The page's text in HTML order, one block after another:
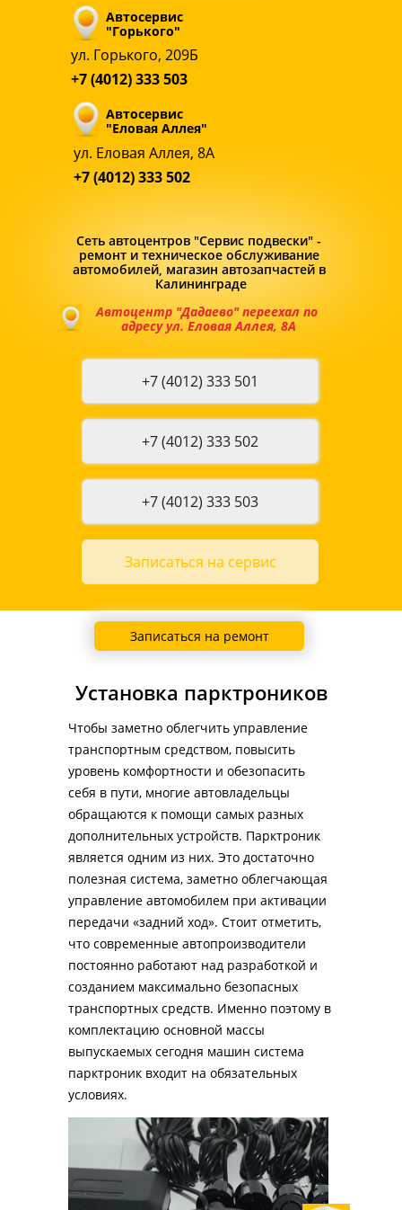
Автосервис
"Горького"
Автосервис
"Еловая Аллея"
ул. Еловая Аллея, 8А
ул. Горького, 209Б
+7 (4012) 333 502
+7 (4012) 333 503
Сеть автоцентров "Сервис подвески" -
ремонт и техническое обслуживание
автомобилей, магазин автозапчастей в
Калининграде
Автоцентр "Дадаево" переехал по
адресу ул. Еловая Аллея, 8А
+7 (4012) 333 501
Записаться на сервис
+7 (4012) 333 502
+7 (4012) 333 503
Записаться на ремонт
Установка парктроников
Чтобы заметно облегчить управление
транспортным средством, повысить
уровень комфортности и обезопасить
себя в пути, многие автовладельцы
обращаются к помощи самых разных
дополнительных устройств. Парктроник
является одним из них. Это достаточно
полезная система, заметно облегчающая
управление автомобилем при активации
передачи «задний ход». Стоит отметить,
что современные автопроизводители
постоянно работают над разработкой и
созданием максимально безопасных
транспортных средств. Именно поэтому в
комплектацию основной массы
выпускаемых сегодня машин система
парктроник входит на обязательных
условиях.